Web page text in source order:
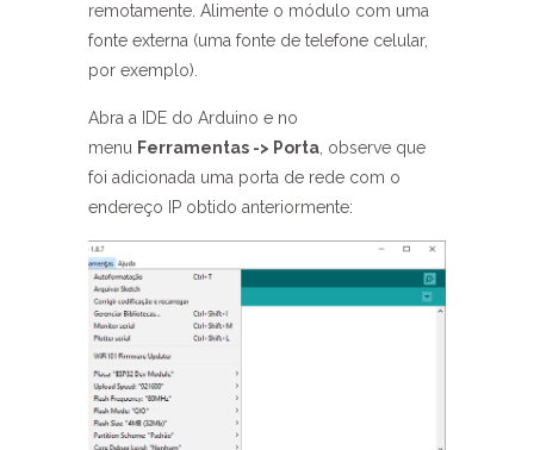
remotamente. Alimente o módulo com uma
fonte externa (uma fonte de telefone celular,
por exemplo).
Abra a IDE do Arduino e no
menu Ferramentas -> Porta , observe que
foi adicionada uma porta de rede com o
endereço IP obtido anteriormente: